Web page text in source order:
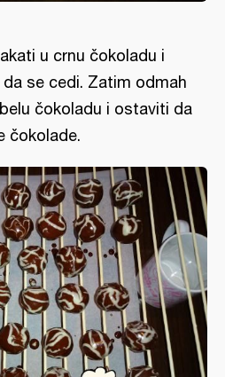
u crnu čokoladu i
se cedi. Zatim odmah
čokoladu i ostaviti da
čokolade.